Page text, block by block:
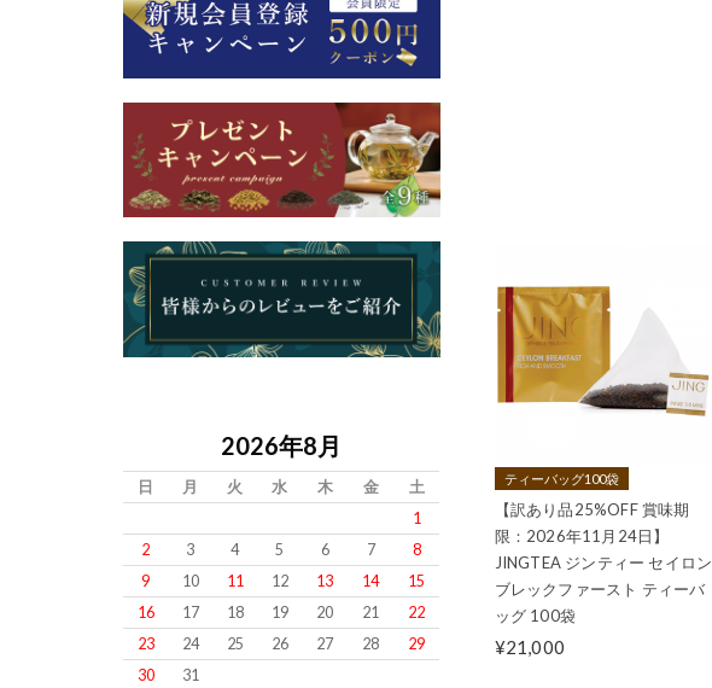
ティーバッグ100袋
【訳あり品25%OFF 賞味期
限：2026年11月24日】
JINGTEA ジンティー セイロン
ブレックファースト ティーバ
ッグ 100袋
¥21,000
2026年8月
日 月 火 水 木 金
土
1
2
3 4 5 6 7
8
9
10 11 12 13 14
15
16
17 18 19 20 21
22
23
24 25 26 27 28
29
30
31